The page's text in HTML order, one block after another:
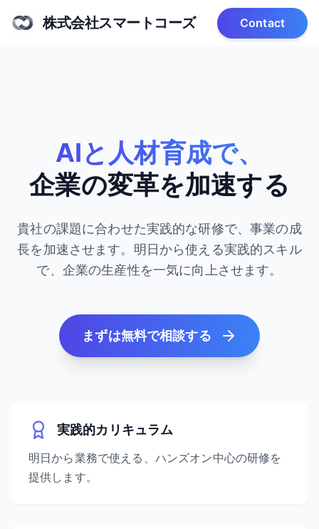
株式会社スマートコーズ Contact
AIと人材育成で、
企業の変革を加速する
貴社の課題に合わせた実践的な研修で、事業の成
長を加速させます。 明日から使える実践的スキル
で、企業の生産性を一気に向上させます。
まずは無料で相談する
実践的カリキュラム
明日から業務で使える、ハンズオン中心の研修を
提供します。